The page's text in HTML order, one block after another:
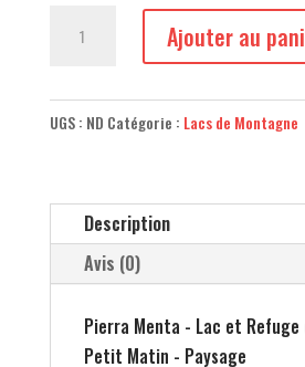
Menta
-
et
Refuge
Presset
Petit
Ajouter au
UGS : ND Catégorie : Lacs de Montagne
Description
Avis (0)
Pierra Menta - Lac et
Petit Matin - Paysage